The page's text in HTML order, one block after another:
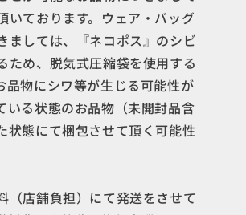
いております。ウェア・バッグ
ましては、『ネコポス』のシビ
ため、脱気式圧縮袋を使用する
品物にシワ等が生じる可能性が
いる状態のお品物（未開封品含
状態にて梱包させて頂く可能性
（店舗負担）にて発送をさせて